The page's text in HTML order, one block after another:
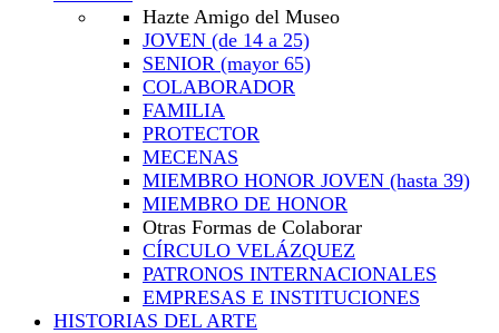
Hazte Amigo del Museo
JOVEN (de 14 a 25)
SENIOR (mayor 65)
COLABORADOR
FAMILIA
PROTECTOR
MECENAS
MIEMBRO HONOR JOVEN (hasta 39)
MIEMBRO DE HONOR
Otras Formas de Colaborar
CÍRCULO VELÁZQUEZ
PATRONOS INTERNACIONALES
EMPRESAS E INSTITUCIONES
HISTORIAS DEL ARTE